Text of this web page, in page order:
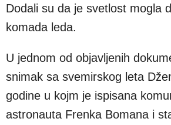
Dodali su da je svetlost mogla
komada leda.
U jednom od objavljenih
snimak sa svemirskog leta
godine u kojm je ispisana
astronauta Frenka Bomana i